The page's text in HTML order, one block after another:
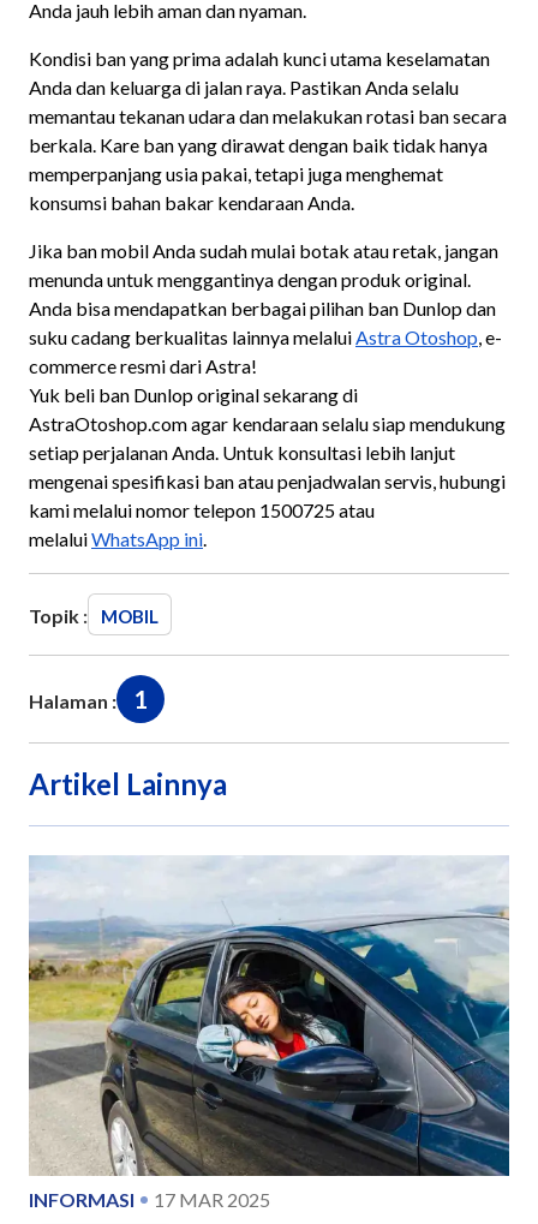
Anda jauh lebih aman dan nyaman.
Kondisi ban yang prima adalah kunci utama keselamatan
Anda dan keluarga di jalan raya. Pastikan Anda selalu
memantau tekanan udara dan melakukan rotasi ban secara
berkala. Kare ban yang dirawat dengan baik tidak hanya
memperpanjang usia pakai, tetapi juga menghemat
konsumsi bahan bakar kendaraan Anda.
Jika ban mobil Anda sudah mulai botak atau retak, jangan
menunda untuk menggantinya dengan produk original.
Anda bisa mendapatkan berbagai pilihan ban Dunlop dan
suku cadang berkualitas lainnya melaluiAstra Otoshop, e-
commerce resmi dari Astra!
Yuk beli ban Dunlop original sekarang di
AstraOtoshop.com agar kendaraan selalu siap mendukung
setiap perjalanan Anda. Untuk konsultasi lebih lanjut
mengenai spesifikasi ban atau penjadwalan servis, hubungi
kami melalui nomor telepon 1500725 atau
melaluiWhatsApp ini.
Topik : MOBIL
Halaman : 1
Artikel Lainnya
INFORMASI 17 MAR 2025